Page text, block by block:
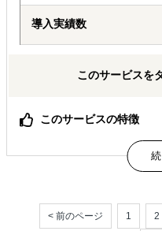
導入実績数
このサービスを
このサービスの特徴
ドイツ語メディア掲載
「Düsselfrau」掲載＆
海外進出総合支援 海外
< 前のページ 1 2